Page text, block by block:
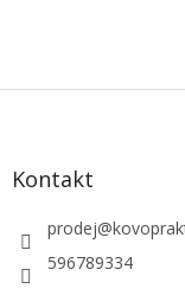
Z
Kontakt
prodej@
596789334